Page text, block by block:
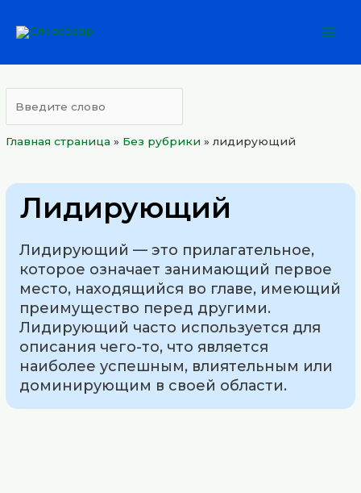
Главная страница » Без рубрики »лидирующий
Лидирующий
Лидирующий — это прилагательное,
которое означает занимающий первое
место, находящийся во главе, имеющий
преимущество перед другими.
Лидирующий часто используется для
описания чего-то, что является
наиболее успешным, влиятельным или
доминирующим в своей области.